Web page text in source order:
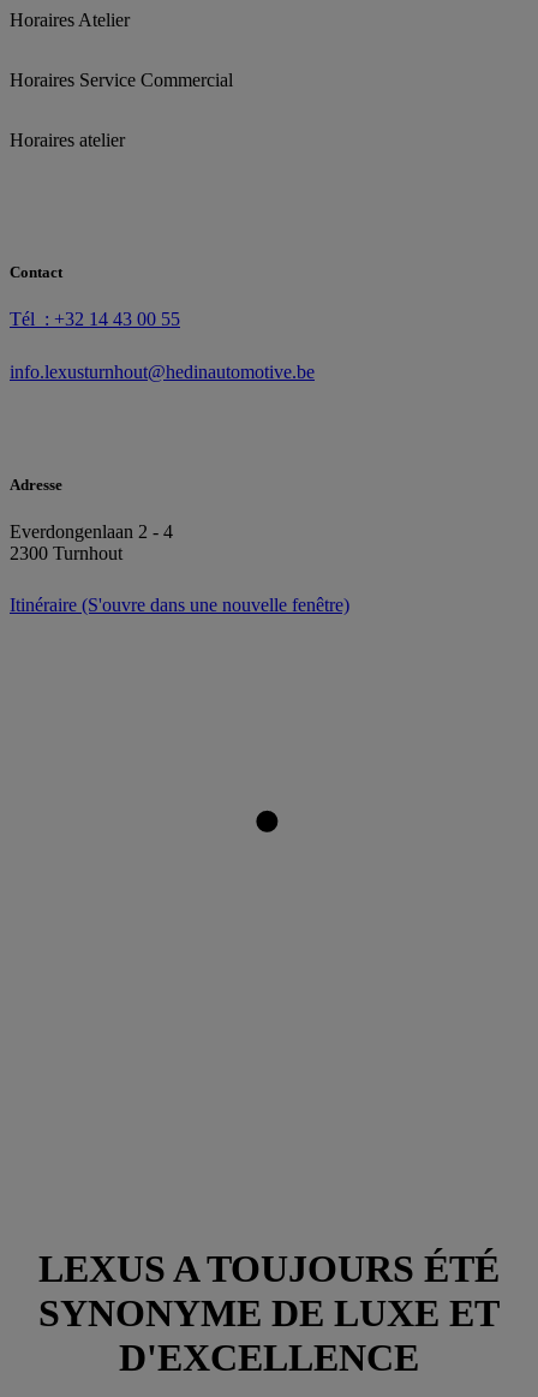
Horaires Atelier
Horaires Service Commercial
Horaires atelier
Contact
Tél : +32 14 43 00 55
info.lexusturnhout@hedinautomotive.be
Adresse
Everdongenlaan 2 - 4
2300 Turnhout
Itinéraire (S'ouvre dans une nouvelle fenêtre)
LEXUS A TOUJOURS ÉTÉ
SYNONYME DE LUXE ET
D'EXCELLENCE